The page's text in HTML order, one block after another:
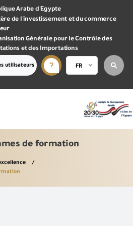
Arabe d'Egypte
de l'investissement et du commerce
Générale pour le Contrôle des
et des Importations
utilisateurs FR
de formation